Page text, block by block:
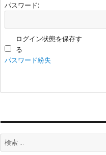
パスワード:
ログイン状態を保存す
る
パスワード紛失
検
索: